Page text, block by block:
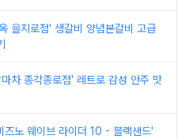
을지로점' 생갈비 양념본갈비 고급
차 종각종로점' 레트로 감성 안주 맛
즈노 웨이브 라이더 10 - 블랙샌드'